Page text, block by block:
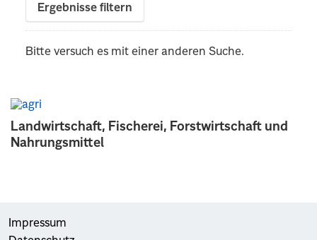
Landwirtschaft, Fischerei, Forstwirtschaft und
Nahrungsmittel
Ergebnisse filtern
Bitte versuch es mit einer anderen Suche.
Impressum